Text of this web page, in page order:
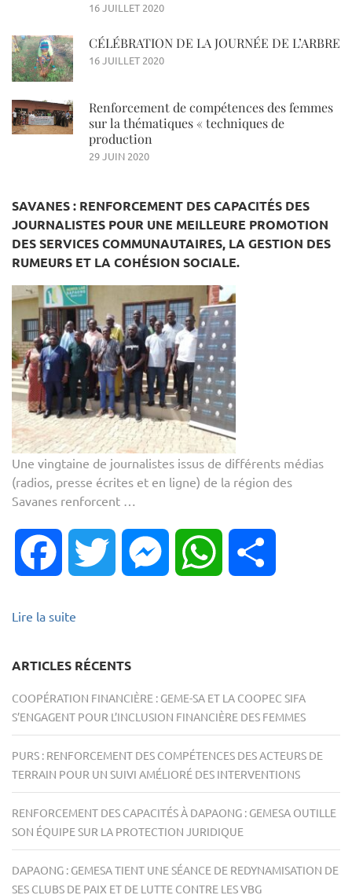
16 JUILLET 2020
CÉLÉBRATION DE LA JOURNÉE DE L’ARBRE
16 JUILLET 2020
Renforcement de compétences des femmes
sur la thématiques « techniques de
production
29 JUIN 2020
SAVANES : RENFORCEMENT DES CAPACITÉS DES
JOURNALISTES POUR UNE MEILLEURE PROMOTION
DES SERVICES COMMUNAUTAIRES, LA GESTION DES
RUMEURS ET LA COHÉSION SOCIALE.
Une vingtaine de journalistes issus de différents médias
(radios, presse écrites et en ligne) de la région des
Savanes renforcent …
Facebook Twitter Messenger WhatsApp
Lire la suite
ARTICLES RÉCENTS
COOPÉRATION FINANCIÈRE : GEME-SA ET LA COOPEC SIFA
S’ENGAGENT POUR L’INCLUSION FINANCIÈRE DES FEMMES
PURS : RENFORCEMENT DES COMPÉTENCES DES ACTEURS DE
TERRAIN POUR UN SUIVI AMÉLIORÉ DES INTERVENTIONS
RENFORCEMENT DES CAPACITÉS À DAPAONG : GEMESA OUTILLE
SON ÉQUIPE SUR LA PROTECTION JURIDIQUE
DAPAONG : GEMESA TIENT UNE SÉANCE DE REDYNAMISATION DE
SES CLUBS DE PAIX ET DE LUTTE CONTRE LES VBG